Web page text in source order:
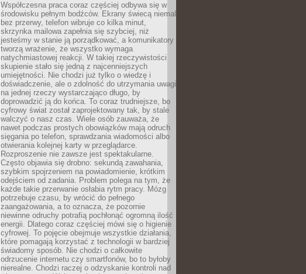
Współczesna praca coraz częściej odbywa się w
środowisku pełnym bodźców. Ekrany świecą niemal
bez przerwy, telefon wibruje co kilka minut,
skrzynka mailowa zapełnia się szybciej, niż
jesteśmy w stanie ją porządkować, a komunikatory
tworzą wrażenie, że wszystko wymaga
natychmiastowej reakcji. W takiej rzeczywistości
skupienie stało się jedną z najcenniejszych
umiejętności. Nie chodzi już tylko o wiedzę i
doświadczenie, ale o zdolność do utrzymania uwagi
na jednej rzeczy wystarczająco długo, by
doprowadzić ją do końca. To coraz trudniejsze, bo
cyfrowy świat został zaprojektowany tak, by stale
walczyć o nasz czas. Wiele osób zauważa, że
nawet podczas prostych obowiązków mają odruch
sięgania po telefon, sprawdzania wiadomości albo
otwierania kolejnej karty w przeglądarce.
Rozproszenie nie zawsze jest spektakularne.
Często objawia się drobno: sekundą zawahania,
szybkim spojrzeniem na powiadomienie, krótkim
odejściem od zadania. Problem polega na tym, że
każde takie przerwanie osłabia rytm pracy. Mózg
potrzebuje czasu, by wrócić do pełnego
zaangażowania, a to oznacza, że pozornie
niewinne odruchy potrafią pochłonąć ogromną ilość
energii. Dlatego coraz częściej mówi się o higienie
cyfrowej. To pojęcie obejmuje wszystkie działania,
które pomagają korzystać z technologii w bardziej
świadomy sposób. Nie chodzi o całkowite
odrzucenie internetu czy smartfonów, bo to byłoby
nierealne. Chodzi raczej o odzyskanie kontroli nad